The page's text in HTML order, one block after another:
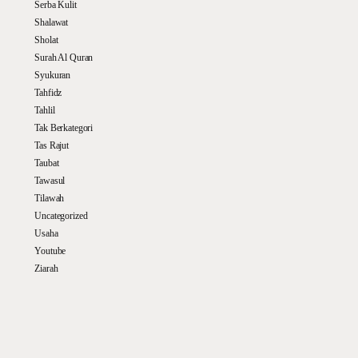
Serba Kulit
Shalawat
Sholat
Surah Al Quran
Syukuran
Tahfidz
Tahlil
Tak Berkategori
Tas Rajut
Taubat
Tawasul
Tilawah
Uncategorized
Usaha
Youtube
Ziarah